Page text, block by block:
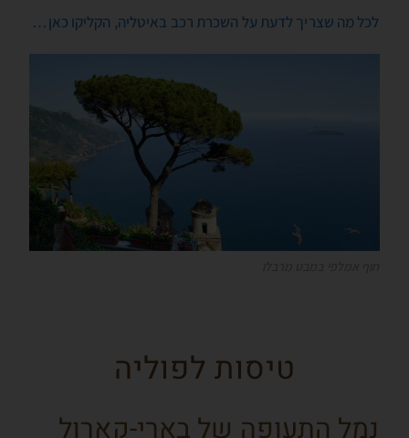
לכל מה שצריך לדעת על השכרת רכב באיטליה, הקליקו כאן…
טיסות לפוליה
נמל התעופה של בארי-קארול